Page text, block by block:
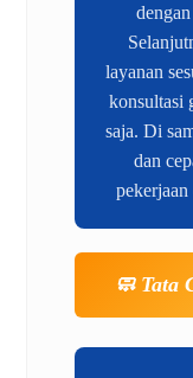
layanan
konsultasi
saja. Di
dan
🧼 Tata